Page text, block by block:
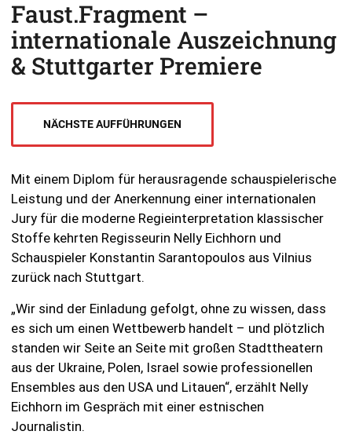
Faust.Fragment –
internationale Auszeichnung
& Stuttgarter Premiere
NÄCHSTE AUFFÜHRUNGEN
Mit einem Diplom für herausragende schauspielerische
Leistung und der Anerkennung einer internationalen
Jury für die moderne Regieinterpretation klassischer
Stoffe kehrten Regisseurin Nelly Eichhorn und
Schauspieler Konstantin Sarantopoulos aus Vilnius
zurück nach Stuttgart.
„Wir sind der Einladung gefolgt, ohne zu wissen, dass
es sich um einen Wettbewerb handelt – und plötzlich
standen wir Seite an Seite mit großen Stadttheatern
aus der Ukraine, Polen, Israel sowie professionellen
Ensembles aus den USA und Litauen“, erzählt Nelly
Eichhorn im Gespräch mit einer estnischen
Journalistin.